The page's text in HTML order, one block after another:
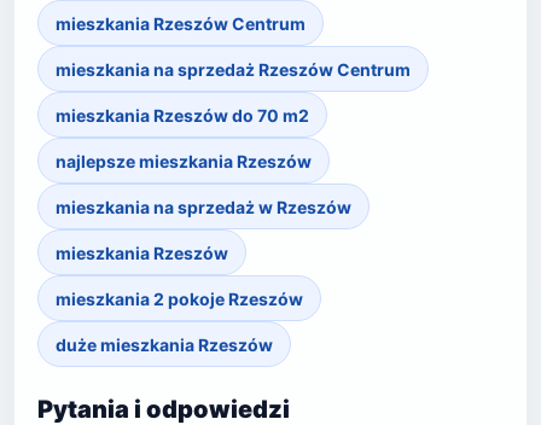
mieszkania Rzeszów Centrum
mieszkania na sprzedaż Rzeszów Centrum
mieszkania Rzeszów do 70 m2
najlepsze mieszkania Rzeszów
mieszkania na sprzedaż w Rzeszów
mieszkania Rzeszów
mieszkania 2 pokoje Rzeszów
duże mieszkania Rzeszów
Pytania i odpowiedzi